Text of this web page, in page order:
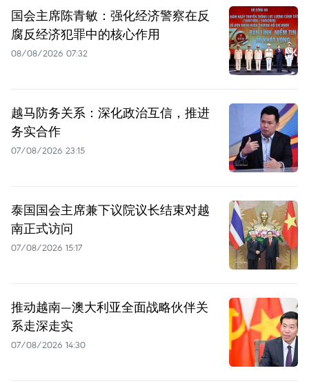
国会主席陈青敏：强化经济警察在反
腐反经济犯罪中的核心作用
08/08/2026 07:32
越马防务关系：深化政治互信，推进
务实合作
07/08/2026 23:15
泰国国会主席兼下议院议长结束对越
南正式访问
07/08/2026 15:17
推动越南—澳大利亚全面战略伙伴关
系走深走实
07/08/2026 14:30